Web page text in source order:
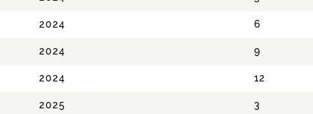
2024 6
2024 9
2024 12
2025 3